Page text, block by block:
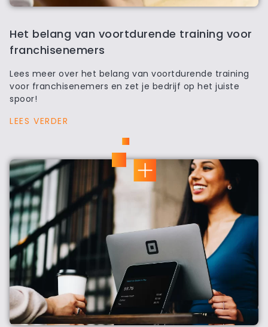
Het belang van voortdurende training voor
franchisenemers
Lees meer over het belang van voortdurende training
voor franchisenemers en zet je bedrijf op het juiste
spoor!
LEES VERDER